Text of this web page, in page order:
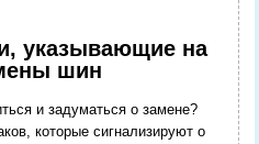
указывающие на
шин
и задуматься о замене?
которые сигнализируют о